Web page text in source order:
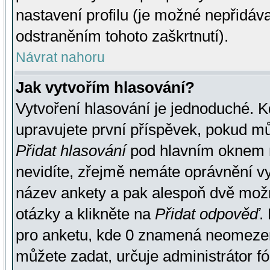
nastavení profilu (je možné
odstraněním tohoto zaškrtnutí).
Návrat nahoru
Jak vytvořím hlasování?
Vytvoření hlasování je jednoduché.
upravujete první příspěvek, pokud
Přidat hlasovánípod hlavním oknem
nevidíte, zřejmě nemáte oprávnění
název ankety a pak alespoň dvě
otázky a klikněte na Přidat odpověď.
pro anketu, kde 0 znamená
můžete zadat, určuje administrátor